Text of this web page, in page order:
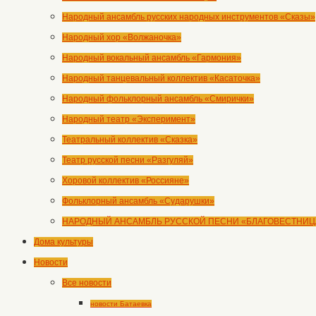
Народный ансамбль русских народных инструментов «Сказы»
Народный хор «Волжаночка»
Народный вокальный ансамбль «Гармония»
Народный танцевальный коллектив «Касаточка»
Народный фольклорный ансамбль «Смирички»
Народный театр «Эксперимент»
Театральный коллектив «Сказка»
Театр русской песни «Разгуляй»
Хоровой коллектив «Россияне»
Фольклорный ансамбль «Сударушки»
НАРОДНЫЙ АНСАМБЛЬ РУССКОЙ ПЕСНИ
Дома культуры
Новости
Все новости
новости Батаевка